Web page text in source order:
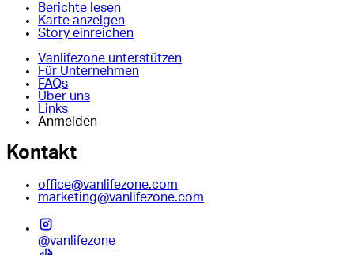
Berichte lesen
Karte anzeigen
Story einreichen
Vanlifezone unterstützen
Für Unternehmen
FAQs
Über uns
Links
Anmelden
Kontakt
office@vanlifezone.com
marketing@vanlifezone.com
@vanlifezone